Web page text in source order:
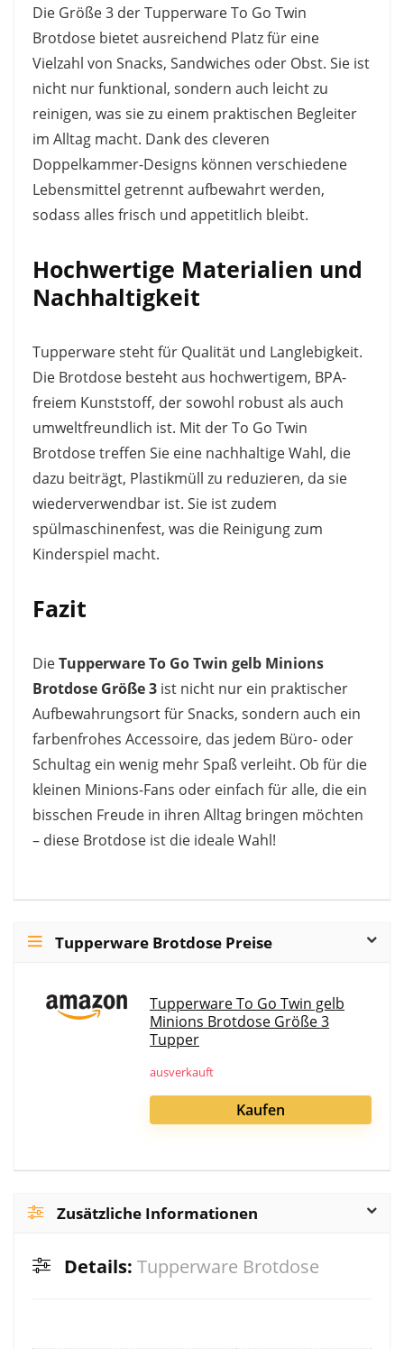
Die Größe 3 der Tupperware To Go Twin
Brotdose bietet ausreichend Platz für eine
Vielzahl von Snacks, Sandwiches oder Obst. Sie ist
nicht nur funktional, sondern auch leicht zu
reinigen, was sie zu einem praktischen Begleiter
im Alltag macht. Dank des cleveren
Doppelkammer-Designs können verschiedene
Lebensmittel getrennt aufbewahrt werden,
sodass alles frisch und appetitlich bleibt.
Hochwertige Materialien und
Nachhaltigkeit
Tupperware steht für Qualität und Langlebigkeit.
Die Brotdose besteht aus hochwertigem, BPA-
freiem Kunststoff, der sowohl robust als auch
umweltfreundlich ist. Mit der To Go Twin
Brotdose treffen Sie eine nachhaltige Wahl, die
dazu beiträgt, Plastikmüll zu reduzieren, da sie
wiederverwendbar ist. Sie ist zudem
spülmaschinenfest, was die Reinigung zum
Kinderspiel macht.
Fazit
DieTupperware To Go Twin gelb Minions
Brotdose Größe 3 ist nicht nur ein praktischer
Aufbewahrungsort für Snacks, sondern auch ein
farbenfrohes Accessoire, das jedem Büro- oder
Schultag ein wenig mehr Spaß verleiht. Ob für die
kleinen Minions-Fans oder einfach für alle, die ein
bisschen Freude in ihren Alltag bringen möchten
– diese Brotdose ist die ideale Wahl!
Tupperware Brotdose Preise
Tupperware To Go Twin gelb
Minions Brotdose Größe 3
Tupper
ausverkauft
Kaufen
Zusätzliche Informationen
Details: Tupperware Brotdose